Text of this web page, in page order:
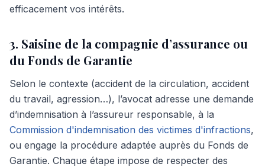
efficacement vos intérêts.
3. Saisine de la compagnie d’assurance ou
du Fonds de Garantie
Selon le contexte (accident de la circulation, accident
du travail, agression…), l’avocat adresse une demande
d’indemnisation à l’assureur responsable, à la
Commission d'indemnisation des victimes d'infractions,
ou engage la procédure adaptée auprès du Fonds de
Garantie. Chaque étape impose de respecter des